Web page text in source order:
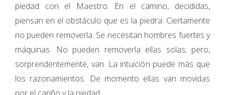
piedad con el Maestro. En el camino, decididas,
piensan en el obstáculo que es la piedra. Ciertamente
no pueden removerla. Se necesitan hombres fuertes y
máquinas. No pueden removerla ellas solas; pero,
sorprendentemente, van. La intuición puede más que
los razonamientos. De momento ellas van movidas